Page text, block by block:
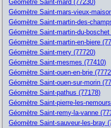
Géomètre Saint-mard (77230)
Géomètre Saint-mars-vieux-
Géomètre Saint-martin-des-
Géomètre Saint-martin-du-boschet
Géomètre Saint-martin-en-biere
Géomètre Saint-mery (77720)
Géomètre Saint-mesmes (77410)
Géomètre Saint-ouen-en-brie
Géomètre Saint-ouen-sur-morin
Géomètre Saint-pathus (77178)
Géomètre Saint-pierre-les-
Géomètre Saint-remy-la-vanne
Géomètre Saint-sauveur-les-bray